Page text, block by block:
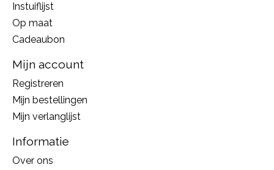
Instuiflijst
Op maat
Cadeaubon
Mijn account
Registreren
Mijn bestellingen
Mijn verlanglijst
Informatie
Over ons